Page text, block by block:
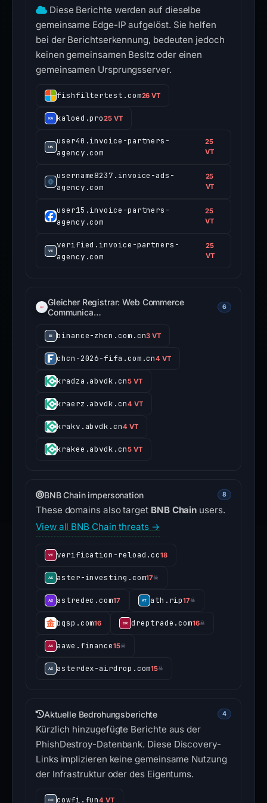
Diese Berichte werden auf dieselbe
gemeinsame Edge-IP aufgelöst. Sie helfen
bei der Berichtserkennung, bedeuten jedoch
keinen gemeinsamen Besitz oder einen
gemeinsamen Ursprungsserver.
fishfiltertest.com26 VT
kaloed.pro25 VT
user40.invoice-partners-
agency.com
25
VT
username8237.invoice-ads-
agency.com
25
VT
user15.invoice-partners-
agency.com
25
VT
verified.invoice-partners-
agency.com
25
VT
Gleicher Registrar: Web Commerce
Communica…
6
binance-zhcn.com.cn3 VT
chcn-2026-fifa.com.cn4 VT
kradza.abvdk.cn5 VT
kraerz.abvdk.cn4 VT
krakv.abvdk.cn4 VT
krakee.abvdk.cn5 VT
BNB Chain impersonation 8
These domains also target BNB Chain users.
View all BNB Chain threats →
verification-reload.cc18
aster-investing.com17☠
astredec.com17 ath.rip17☠
bqsp.com16 dreptrade.com16☠
aawe.finance15☠
asterdex-airdrop.com15☠
Aktuelle Bedrohungsberichte 4
Kürzlich hinzugefügte Berichte aus der
PhishDestroy-Datenbank. Diese Discovery-
Links implizieren keine gemeinsame Nutzung
der Infrastruktur oder des Eigentums.
cowfi.fun4 VT